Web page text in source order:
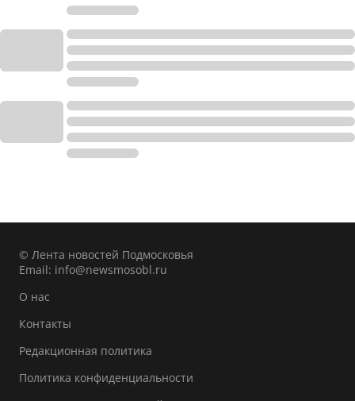
© Лента новостей Подмосковья
Email: info@newsmosobl.ru
О нас
Контакты
Редакционная политика
Политика конфиденциальности